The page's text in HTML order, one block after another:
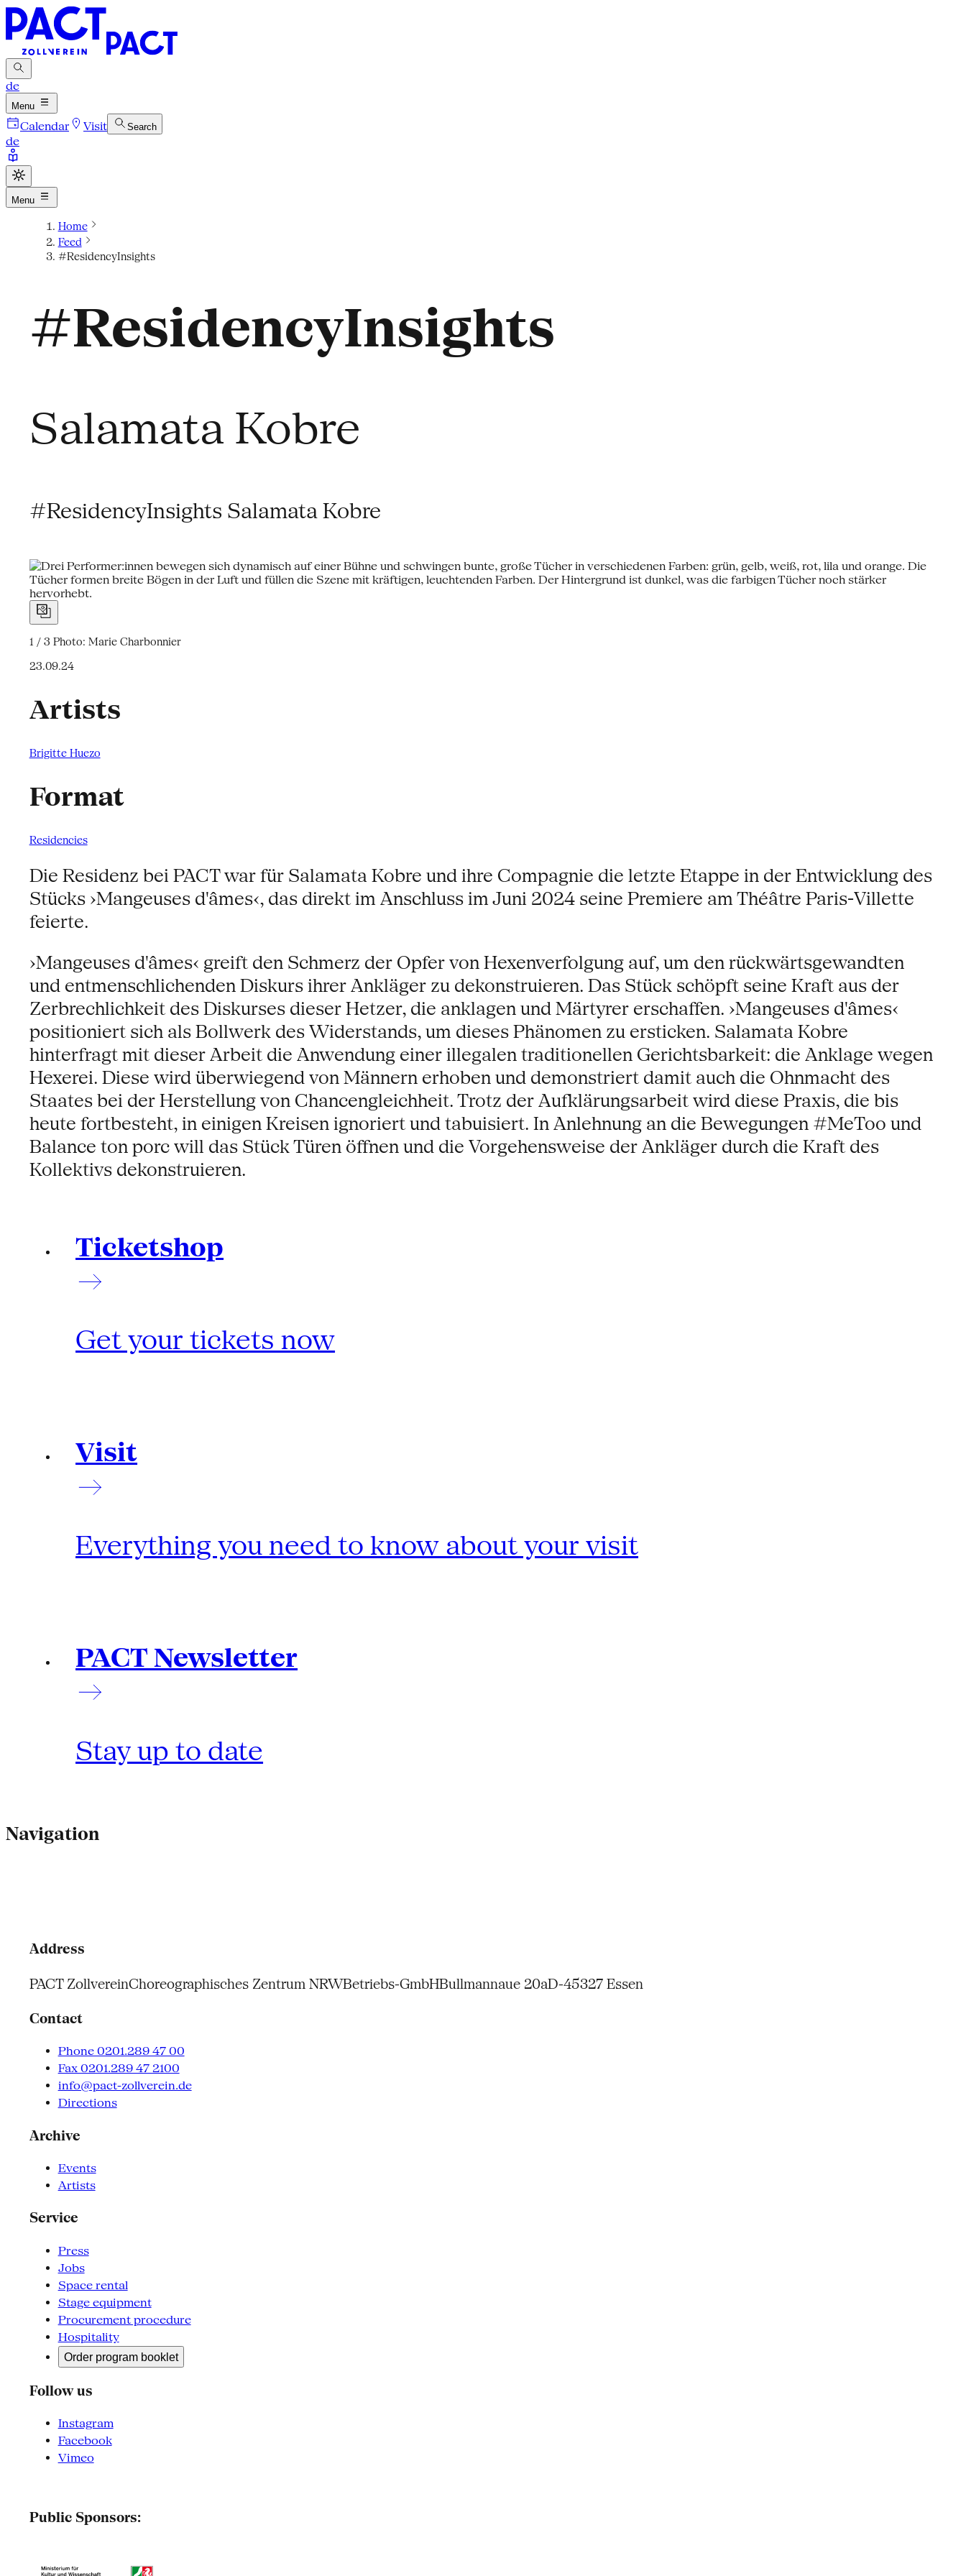
de
Menu
Calendar Visit Search
de
Menu
Home
Feed
#ResidencyInsights
#ResidencyInsights
Salamata Kobre
#ResidencyInsights Salamata Kobre
1 / 3 Photo: Marie Charbonnier
23.09.24
Artists
Brigitte Huezo
Format
Residencies
Die Residenz bei PACT war für Salamata Kobre und ihre Compagnie die letzte Etappe in der Entwicklung des
Stücks ›Mangeuses d'âmes‹, das direkt im Anschluss im Juni 2024 seine Premiere am Théâtre Paris-Villette
feierte.
›Mangeuses d'âmes‹ greift den Schmerz der Opfer von Hexenverfolgung auf, um den rückwärtsgewandten
und entmenschlichenden Diskurs ihrer Ankläger zu dekonstruieren. Das Stück schöpft seine Kraft aus der
Zerbrechlichkeit des Diskurses dieser Hetzer, die anklagen und Märtyrer erschaffen. ›Mangeuses d'âmes‹
positioniert sich als Bollwerk des Widerstands, um dieses Phänomen zu ersticken. Salamata Kobre
hinterfragt mit dieser Arbeit die Anwendung einer illegalen traditionellen Gerichtsbarkeit: die Anklage wegen
Hexerei. Diese wird überwiegend von Männern erhoben und demonstriert damit auch die Ohnmacht des
Staates bei der Herstellung von Chancengleichheit. Trotz der Aufklärungsarbeit wird diese Praxis, die bis
heute fortbesteht, in einigen Kreisen ignoriert und tabuisiert. In Anlehnung an die Bewegungen #MeToo und
Balance ton porc will das Stück Türen öffnen und die Vorgehensweise der Ankläger durch die Kraft des
Kollektivs dekonstruieren.
Ticketshop
Get your tickets now
Visit
Everything you need to know about your visit
PACT Newsletter
Stay up to date
Navigation
Address
PACT ZollvereinChoreographisches Zentrum NRWBetriebs-GmbHBullmannaue 20aD-45327 Essen
Contact
Phone 0201.289 47 00
Fax 0201.289 47 2100
info@pact-zollverein.de
Directions
Archive
Events
Artists
Service
Press
Jobs
Space rental
Stage equipment
Procurement procedure
Hospitality
Order program booklet
Follow us
Instagram
Facebook
Vimeo
Public Sponsors: